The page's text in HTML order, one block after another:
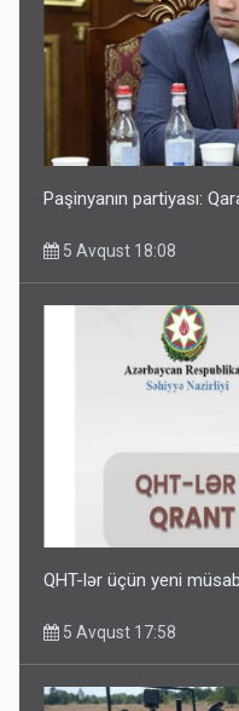
Paşinyanın partiyası:
5 Avqust 18:08
QHT-lər üçün yeni
5 Avqust 17:58